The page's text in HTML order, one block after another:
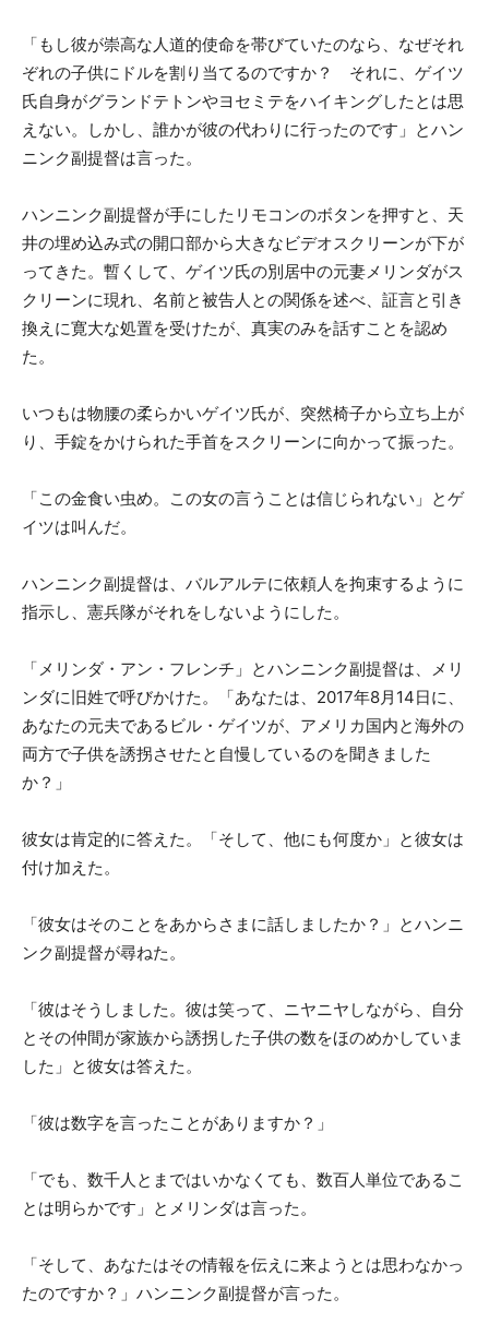
「もし彼が崇高な人道的使命を帯びていたのなら、なぜそれ
ぞれの子供にドルを割り当てるのですか？ それに、ゲイツ
氏自身がグランドテトンやヨセミテをハイキングしたとは思
えない。しかし、誰かが彼の代わりに行ったのです」とハン
ニンク副提督は言った。
ハンニンク副提督が手にしたリモコンのボタンを押すと、天
井の埋め込み式の開口部から大きなビデオスクリーンが下が
ってきた。暫くして、ゲイツ氏の別居中の元妻メリンダがス
クリーンに現れ、名前と被告人との関係を述べ、証言と引き
換えに寛大な処置を受けたが、真実のみを話すことを認め
た。
いつもは物腰の柔らかいゲイツ氏が、突然椅子から立ち上が
り、手錠をかけられた手首をスクリーンに向かって振った。
「この金食い虫め。この女の言うことは信じられない」とゲ
イツは叫んだ。
ハンニンク副提督は、バルアルテに依頼人を拘束するように
指示し、憲兵隊がそれをしないようにした。
「メリンダ・アン・フレンチ」とハンニンク副提督は、メリ
ンダに旧姓で呼びかけた。「あなたは、2017年8月14日に、
あなたの元夫であるビル・ゲイツが、アメリカ国内と海外の
両方で子供を誘拐させたと自慢しているのを聞きました
か？」
彼女は肯定的に答えた。「そして、他にも何度か」と彼女は
付け加えた。
「彼女はそのことをあからさまに話しましたか？」とハンニ
ンク副提督が尋ねた。
「彼はそうしました。彼は笑って、ニヤニヤしながら、自分
とその仲間が家族から誘拐した子供の数をほのめかしていま
した」と彼女は答えた。
「彼は数字を言ったことがありますか？」
「でも、数千人とまではいかなくても、数百人単位であるこ
とは明らかです」とメリンダは言った。
「そして、あなたはその情報を伝えに来ようとは思わなかっ
たのですか？」ハンニンク副提督が言った。